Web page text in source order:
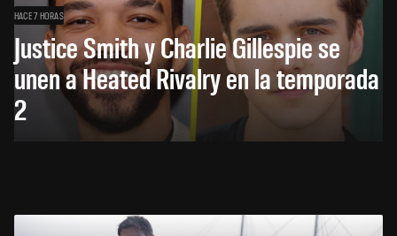
HACE 7 HORAS
Justice Smith y Charlie Gillespie se
unen a Heated Rivalry en la temporada
2